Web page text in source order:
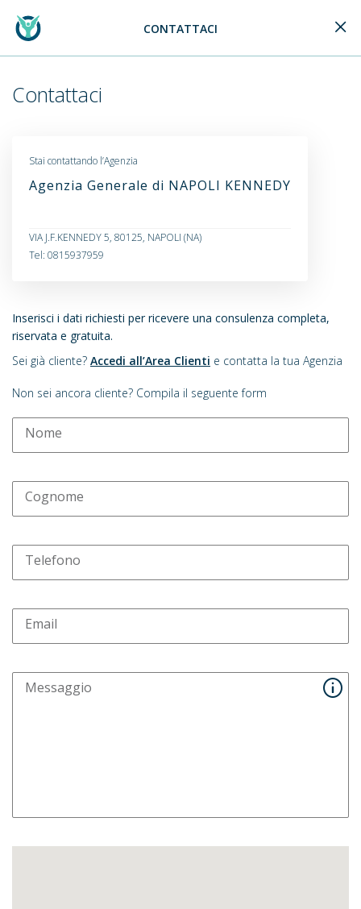
Generali Logo CONTATTACI
Contattaci
Inserisci i dati richiesti per ricevere una consulenza completa,
riservata e gratuita.
Sei già cliente? Accedi all’Area Clienti e contatta la tua Agenzia
Non sei ancora cliente? Compila il seguente form
Nome
Cognome
Telefono
Email
Messaggio
Stai contattando l’Agenzia
Agenzia Generale di NAPOLI KENNEDY
VIA J.F.KENNEDY 5, 80125, NAPOLI (NA)
Tel: 0815937959